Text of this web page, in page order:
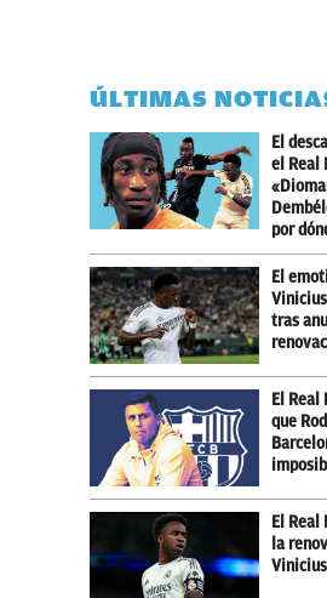
ÚLTIMAS
El
el Real
por
El
tras
El Real
que
El
la